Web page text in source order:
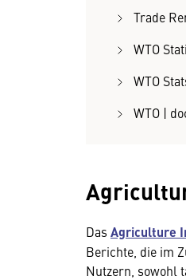
Trade
WTO
WTO
WTO |
Das Agriculture
Berichte, die im
Nutzern, sowohl